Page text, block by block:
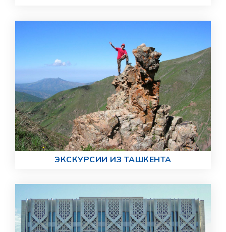
ЭКСКУРСИИ ИЗ ТАШКЕНТА